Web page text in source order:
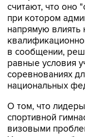
считают, что оно
при котором
напрямую влиять
в сообщении,
равные условия
соревнованиях
национальных
О том, что
спортивной
визовыми